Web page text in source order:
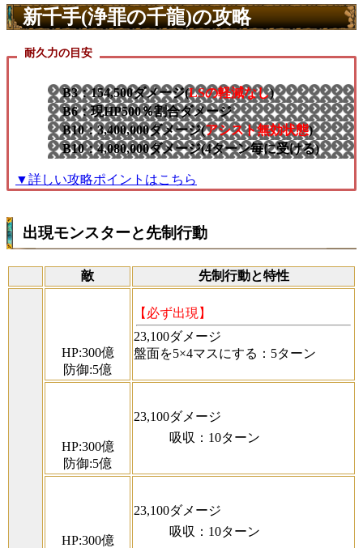
新千手(浄罪の千龍)の攻略
耐久力の目安
B3：154,500ダメージ(LSの軽減なし)
B6：現HP500％割合ダメージ
B10：3,400,000ダメージ(アシスト無効状態)
B10：4,080,000ダメージ(4ターン毎に受ける)
▼詳しい攻略ポイントはこちら
出現モンスターと先制行動
敵 先制行動と特性
HP:300億
防御:5億
【必ず出現】
23,100ダメージ
盤面を5×4マスにする：5ターン
HP:300億
防御:5億
23,100ダメージ
吸収：10ターン
HP:300億
23,100ダメージ
吸収：10ターン